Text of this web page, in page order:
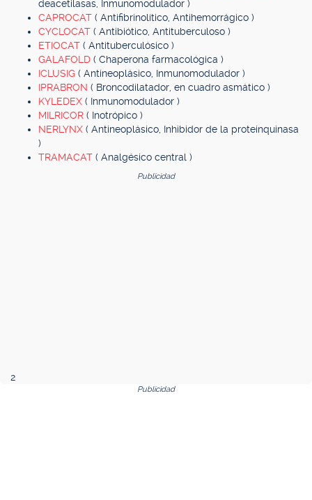
deacetilasas, Inmunomodulador )
CAPROCAT ( Antifibrinolítico, Antihemorrágico )
CYCLOCAT ( Antibiótico, Antituberculoso )
ETIOCAT ( Antituberculósico )
GALAFOLD ( Chaperona farmacológica )
ICLUSIG ( Antineoplásico, Inmunomodulador )
IPRABRON ( Broncodilatador, en cuadro asmático )
KYLEDEX ( Inmunomodulador )
MILRICOR ( Inotrópico )
NERLYNX ( Antineoplásico, Inhibidor de la proteinquinasa
)
TRAMACAT ( Analgésico central )
Publicidad
2
Publicidad